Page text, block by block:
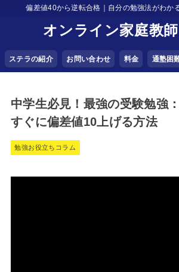
偏差値40から逆転合格｜自分の勉強法がわか
オンライン家庭教
ステラの紹介 お問い合わせ 料金 通塾困
中学生必見！最強の受験勉強
すぐに偏差値10上げる方法
勉強お役立ちコラム